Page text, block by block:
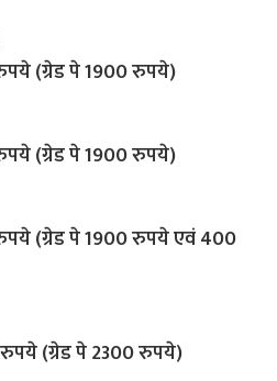
(ग्रेड पे 1900 रुपये)
(ग्रेड पे 1900 रुपये)
(ग्रेड पे 1900 रुपये एवं 400
(ग्रेड पे 2300 रुपये)